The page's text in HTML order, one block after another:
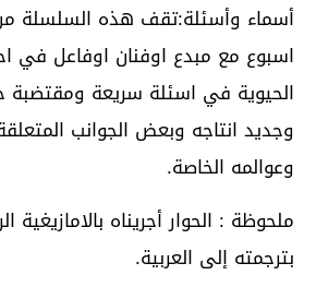
أسماء وأسئلة:تقف هذه السلسلة
اسبوع مع مبدع اوفنان اوفاعل في
الحيوية في اسئلة سريعة ومقتضبة
وجديد انتاجه وبعض الجوانب
وعوالمه الخاصة.
ملحوظة : الحوار أجريناه بالامازيغية
بترجمته إلى العربية.